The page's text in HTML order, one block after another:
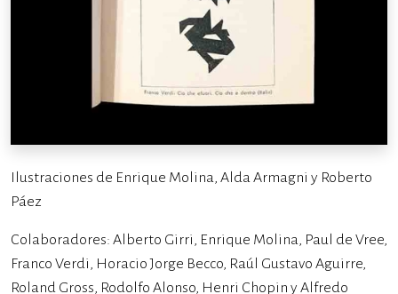
Ilustraciones de Enrique Molina, Alda Armagni y Roberto
Páez
Colaboradores: Alberto Girri, Enrique Molina, Paul de Vree,
Franco Verdi, Horacio Jorge Becco, Raúl Gustavo Aguirre,
Roland Gross, Rodolfo Alonso, Henri Chopin y Alfredo